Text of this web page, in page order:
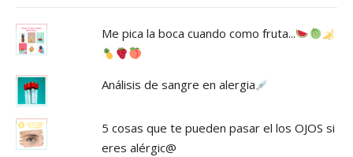
Me pica la boca cuando como fruta...
Análisis de sangre en alergia
5 cosas que te pueden pasar el los OJOS si
eres alérgic@